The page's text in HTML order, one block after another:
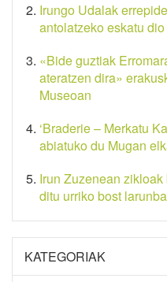
Irungo Udalak
antolatzeko eskatu
«Bide guztiak
ateratzen dira»
Museoan
‘Braderie – Merkatu
abiatuko du Mugan
Irun Zuzenean
ditu urriko bost
KATEGORIAK